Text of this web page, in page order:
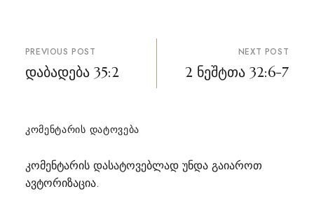
პოსტის
ნავიგაცია
PREVIOUS POST
დაბადება 35:2
NEXT POST
2 ნეშტთა 32:6-7
ᲙᲝᲛᲔᲜᲢᲐᲠᲘᲡ ᲓᲐᲢᲝᲕᲔᲑᲐ
კომენტარის დასატოვებლად უნდა გაიაროთ
ავტორიზაცია.